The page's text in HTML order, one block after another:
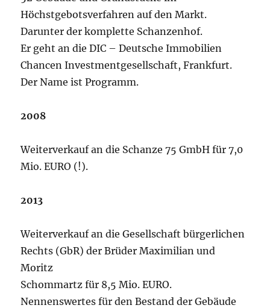
Höchstgebotsverfahren auf den Markt.
Darunter der komplette Schanzenhof.
Er geht an die DIC – Deutsche Immobilien
Chancen Investmentgesellschaft, Frankfurt.
Der Name ist Programm.
2008
Weiterverkauf an die Schanze 75 GmbH für 7,0
Mio. EURO (!).
2013
Weiterverkauf an die Gesellschaft bürgerlichen
Rechts (GbR) der Brüder Maximilian und
Moritz
Schommartz für 8,5 Mio. EURO.
Nennenswertes für den Bestand der Gebäude